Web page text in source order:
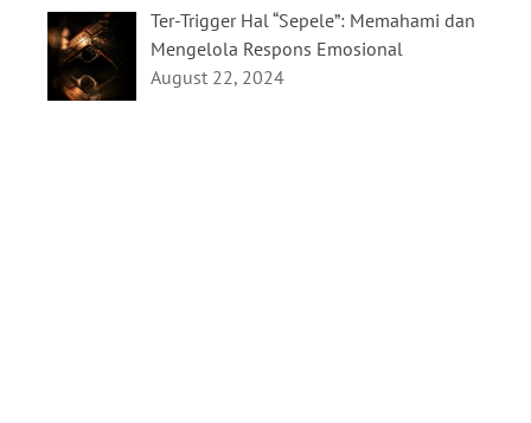
Ter-Trigger Hal “Sepele”: Memahami dan
Mengelola Respons Emosional
August 22, 2024